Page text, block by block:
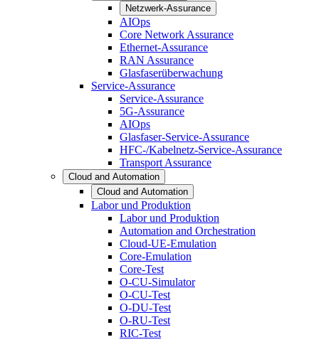
Netzwerk-Assurance
AIOps
Core Network Assurance
Ethernet-Assurance
RAN Assurance
Glasfaserüberwachung
Service-Assurance
Service-Assurance
5G-Assurance
AIOps
Glasfaser-Service-Assurance
HFC-/Kabelnetz-Service-Assurance
Transport Assurance
Cloud and Automation
Cloud and Automation
Labor und Produktion
Labor und Produktion
Automation and Orchestration
Cloud-UE-Emulation
Core-Emulation
Core-Test
O-CU-Simulator
O-CU-Test
O-DU-Test
O-RU-Test
RIC-Test